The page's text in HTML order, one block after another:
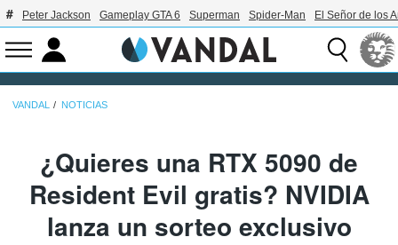
Peter Jackson Gameplay GTA 6 Superman Spider-Man El Señor de los
VANDAL NOTICIAS
¿Quieres una RTX 5090 de
Resident Evil gratis? NVIDIA
lanza un sorteo exclusivo